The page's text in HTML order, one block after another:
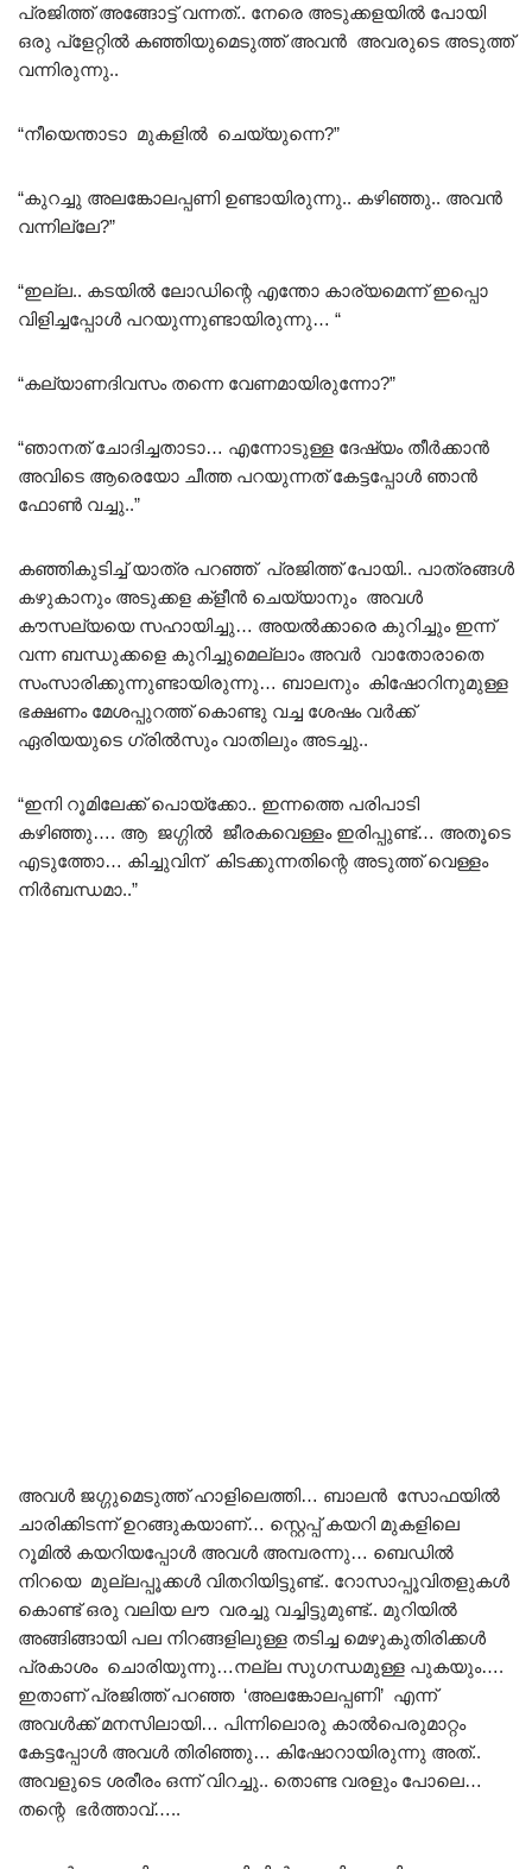
പ്രജിത്ത് അങ്ങോട്ട് വന്നത്.. നേരെ അടുക്കളയിൽ പോയി
ഒരു പ്ളേറ്റിൽ കഞ്ഞിയുമെടുത്ത് അവൻ അവരുടെ അടുത്ത്
വന്നിരുന്നു..
“നീയെന്താടാ മുകളിൽ ചെയ്യുന്നെ?”
“കുറച്ചു അലങ്കോലപ്പണി ഉണ്ടായിരുന്നു.. കഴിഞ്ഞു.. അവൻ
വന്നില്ലേ?”
“ഇല്ല.. കടയിൽ ലോഡിന്റെ എന്തോ കാര്യമെന്ന് ഇപ്പൊ
വിളിച്ചപ്പോൾ പറയുന്നുണ്ടായിരുന്നു… “
“കല്യാണദിവസം തന്നെ വേണമായിരുന്നോ?”
“ഞാനത് ചോദിച്ചതാടാ… എന്നോടുള്ള ദേഷ്യം തീർക്കാൻ
അവിടെ ആരെയോ ചീത്ത പറയുന്നത് കേട്ടപ്പോൾ ഞാൻ
ഫോൺ വച്ചു..”
കഞ്ഞികുടിച്ച് യാത്ര പറഞ്ഞ് പ്രജിത്ത് പോയി.. പാത്രങ്ങൾ
കഴുകാനും അടുക്കള ക്ളീൻ ചെയ്യാനും അവൾ
കൗസല്യയെ സഹായിച്ചു… അയൽക്കാരെ കുറിച്ചും ഇന്ന്
വന്ന ബന്ധുക്കളെ കുറിച്ചുമെല്ലാം അവർ വാതോരാതെ
സംസാരിക്കുന്നുണ്ടായിരുന്നു… ബാലനും കിഷോറിനുമുള്ള
ഭക്ഷണം മേശപ്പുറത്ത് കൊണ്ടു വച്ച ശേഷം വർക്ക്
ഏരിയയുടെ ഗ്രിൽസും വാതിലും അടച്ചു..
“ഇനി റൂമിലേക്ക് പൊയ്ക്കോ.. ഇന്നത്തെ പരിപാടി
കഴിഞ്ഞു…. ആ ജഗ്ഗിൽ ജീരകവെള്ളം ഇരിപ്പുണ്ട്… അതൂടെ
എടുത്തോ… കിച്ചുവിന് കിടക്കുന്നതിന്റെ അടുത്ത് വെള്ളം
നിർബന്ധമാ..”
അവൾ ജഗ്ഗുമെടുത്ത് ഹാളിലെത്തി… ബാലൻ സോഫയിൽ
ചാരിക്കിടന്ന് ഉറങ്ങുകയാണ്… സ്റ്റെപ്പ് കയറി മുകളിലെ
റൂമിൽ കയറിയപ്പോൾ അവൾ അമ്പരന്നു… ബെഡിൽ
നിറയെ മുല്ലപ്പൂക്കൾ വിതറിയിട്ടുണ്ട്.. റോസാപ്പൂവിതളുകൾ
കൊണ്ട് ഒരു വലിയ ലൗ വരച്ചു വച്ചിട്ടുമുണ്ട്.. മുറിയിൽ
അങ്ങിങ്ങായി പല നിറങ്ങളിലുള്ള തടിച്ച മെഴുകുതിരിക്കൾ
പ്രകാശം ചൊരിയുന്നു…നല്ല സുഗന്ധമുള്ള പുകയും….
ഇതാണ് പ്രജിത്ത് പറഞ്ഞ ‘അലങ്കോലപ്പണി’ എന്ന്
അവൾക്ക് മനസിലായി… പിന്നിലൊരു കാൽപെരുമാറ്റം
കേട്ടപ്പോൾ അവൾ തിരിഞ്ഞു… കിഷോറായിരുന്നു അത്..
അവളുടെ ശരീരം ഒന്ന് വിറച്ചു.. തൊണ്ട വരളും പോലെ…
തന്റെ ഭർത്താവ്…..